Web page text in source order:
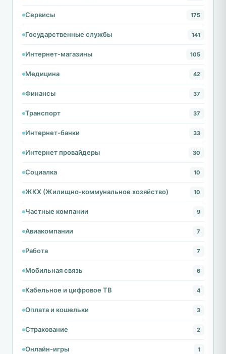
Сервисы 175
Государственные службы 141
Интернет-магазины 105
Медицина 42
Финансы 37
Транспорт 37
Интернет-банки 33
Интернет провайдеры 30
Социалка 10
ЖКХ (Жилищно-коммунальное хозяйство) 10
Частные компании 9
Авиакомпании 7
Работа 7
Мобильная связь 6
Кабельное и цифровое ТВ 4
Оплата и кошельки 3
Страхование 2
Онлайн-игры 1